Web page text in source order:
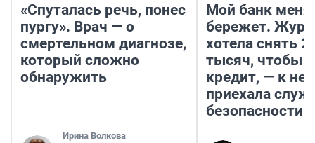
«Спуталась речь, понес
пургу». Врач — о
смертельном диагнозе,
который сложно
обнаружить
Ирина Волкова
Мой банк меня
бережет.
хотела снять
тысяч, чтобы
кредит, — к
приехала
безопасности